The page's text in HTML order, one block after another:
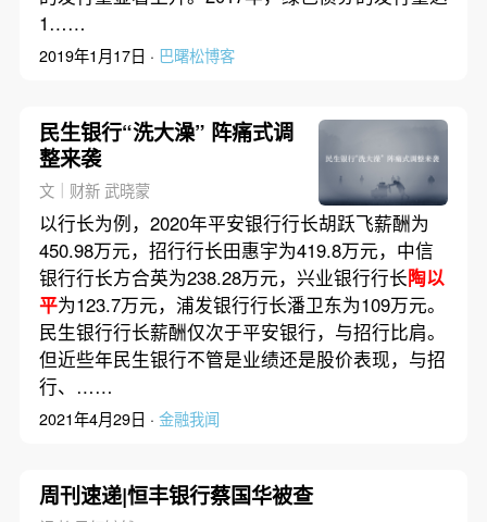
1……
2019年1月17日 · 巴曙松博客
民生银行“洗大澡” 阵痛式调
整来袭
文｜财新 武晓蒙
以行长为例，2020年平安银行行长胡跃飞薪酬为
450.98万元，招行行长田惠宇为419.8万元，中信
银行行长方合英为238.28万元，兴业银行行长陶以
平为123.7万元，浦发银行行长潘卫东为109万元。
民生银行行长薪酬仅次于平安银行，与招行比肩。
但近些年民生银行不管是业绩还是股价表现，与招
行、……
2021年4月29日 · 金融我闻
周刊速递|恒丰银行蔡国华被查